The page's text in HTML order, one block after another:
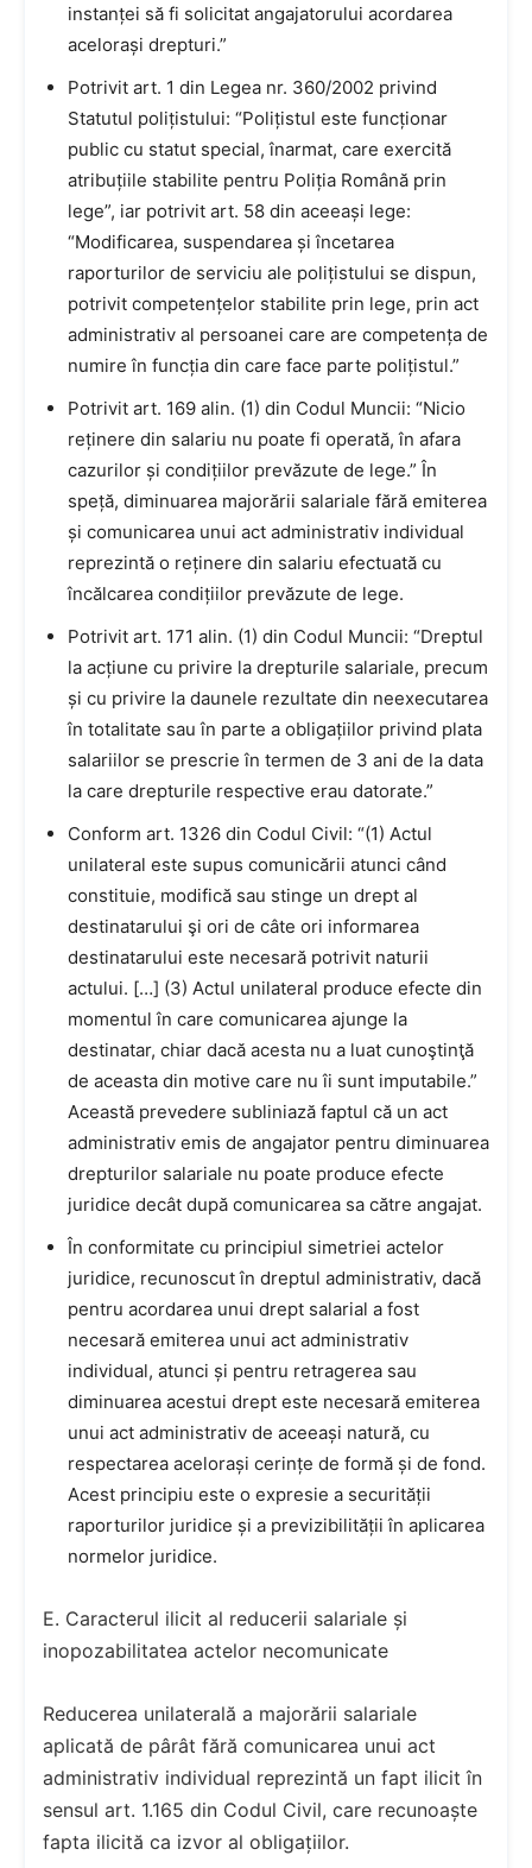
instanței să fi solicitat angajatorului acordarea
acelorași drepturi.”
Potrivit art. 1 din Legea nr. 360/2002 privind
Statutul polițistului: “Polițistul este funcționar
public cu statut special, înarmat, care exercită
atribuțiile stabilite pentru Poliția Română prin
lege”, iar potrivit art. 58 din aceeași lege:
“Modificarea, suspendarea și încetarea
raporturilor de serviciu ale polițistului se dispun,
potrivit competențelor stabilite prin lege, prin act
administrativ al persoanei care are competența de
numire în funcția din care face parte polițistul.”
Potrivit art. 169 alin. (1) din Codul Muncii: “Nicio
reținere din salariu nu poate fi operată, în afara
cazurilor și condițiilor prevăzute de lege.” În
speță, diminuarea majorării salariale fără emiterea
și comunicarea unui act administrativ individual
reprezintă o reținere din salariu efectuată cu
încălcarea condițiilor prevăzute de lege.
Potrivit art. 171 alin. (1) din Codul Muncii: “Dreptul
la acțiune cu privire la drepturile salariale, precum
și cu privire la daunele rezultate din neexecutarea
în totalitate sau în parte a obligațiilor privind plata
salariilor se prescrie în termen de 3 ani de la data
la care drepturile respective erau datorate.”
Conform art. 1326 din Codul Civil: “(1) Actul
unilateral este supus comunicării atunci când
constituie, modifică sau stinge un drept al
destinatarului şi ori de câte ori informarea
destinatarului este necesară potrivit naturii
actului. […] (3) Actul unilateral produce efecte din
momentul în care comunicarea ajunge la
destinatar, chiar dacă acesta nu a luat cunoştinţă
de aceasta din motive care nu îi sunt imputabile.”
Această prevedere subliniază faptul că un act
administrativ emis de angajator pentru diminuarea
drepturilor salariale nu poate produce efecte
juridice decât după comunicarea sa către angajat.
În conformitate cu principiul simetriei actelor
juridice, recunoscut în dreptul administrativ, dacă
pentru acordarea unui drept salarial a fost
necesară emiterea unui act administrativ
individual, atunci și pentru retragerea sau
diminuarea acestui drept este necesară emiterea
unui act administrativ de aceeași natură, cu
respectarea acelorași cerințe de formă și de fond.
Acest principiu este o expresie a securității
raporturilor juridice și a previzibilității în aplicarea
normelor juridice.
E. Caracterul ilicit al reducerii salariale și
inopozabilitatea actelor necomunicate
Reducerea unilaterală a majorării salariale
aplicată de pârât fără comunicarea unui act
administrativ individual reprezintă un fapt ilicit în
sensul art. 1.165 din Codul Civil, care recunoaște
fapta ilicită ca izvor al obligațiilor.